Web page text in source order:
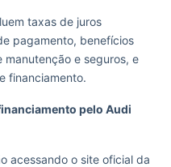
taxas de juros
pagamento, benefícios
e seguros, e
financiamento.
pelo Audi
acessando o site oficial da